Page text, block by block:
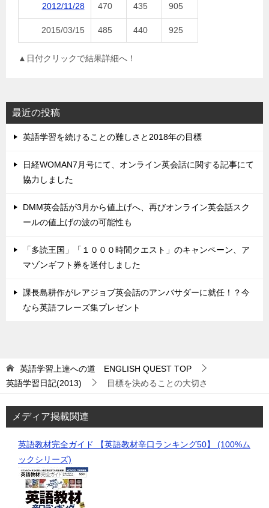
2012/11/28 470 435 905
2015/03/15 485 440 925
▲日付クリックで結果詳細へ！
最近の投稿
英語学習を続けることの難しさと2018年の目標
日経WOMAN7月号にて、オンライン英会話に関する記事にて
協力しました
DMM英会話が3月から値上げへ、再びオンライン英会話スク
ールの値上げの波の可能性も
「多読王国」「１０００時間クエスト」のキャンペーン、ア
マゾンギフト券を送付しました
課長島耕作がレアジョブ英会話のアンバサダーに就任！？今
なら英語フレーズ集プレゼント
英語学習上達への道 ENGLISH QUEST TOP
英語学習日記(2013)
目標を決めることの大切さ
メディア掲載関連
英語教材完全ガイド 【英語教材辛口ランキング50】 (100%ム
ックシリーズ)